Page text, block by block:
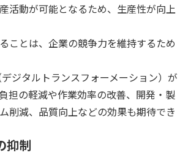
活動が可能となるため、生産性が向上
ことは、企業の競争力を維持するため
ジタルトランスフォーメーション）が
担の軽減や作業効率の改善、開発・製
削減、品質向上などの効果も期待でき
抑制